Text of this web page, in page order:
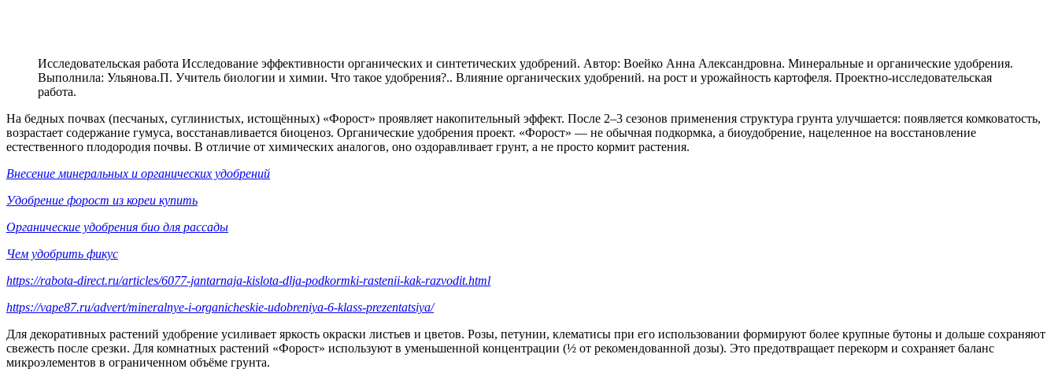
Исследовательская работа Исследование эффективности органических и синтетических удобрений. Автор: Воейко Анна Александровна. Минеральные и органические удобрения.
Выполнила: Ульянова.П. Учитель биологии и химии. Что такое удобрения?.. Влияние органических удобрений. на рост и урожайность картофеля. Проектно-исследовательская
работа.
На бедных почвах (песчаных, суглинистых, истощённых) «Форост» проявляет накопительный эффект. После 2–3 сезонов применения структура грунта улучшается: появляется комковатость,
возрастает содержание гумуса, восстанавливается биоценоз. Органические удобрения проект. «Форост» — не обычная подкормка, а биоудобрение, нацеленное на восстановление
естественного плодородия почвы. В отличие от химических аналогов, оно оздоравливает грунт, а не просто кормит растения.
Внесение минеральных и органических удобрений
Удобрение форост из кореи купить
Органические удобрения био для рассады
Чем удобрить фикус
https://rabota-direct.ru/articles/6077-jantarnaja-kislota-dlja-podkormki-rastenii-kak-razvodit.html
https://vape87.ru/advert/mineralnye-i-organicheskie-udobreniya-6-klass-prezentatsiya/
Для декоративных растений удобрение усиливает яркость окраски листьев и цветов. Розы, петунии, клематисы при его использовании формируют более крупные бутоны и дольше сохраняют
свежесть после срезки. Для комнатных растений «Форост» используют в уменьшенной концентрации (½ от рекомендованной дозы). Это предотвращает перекорм и сохраняет баланс
микроэлементов в ограниченном объёме грунта.